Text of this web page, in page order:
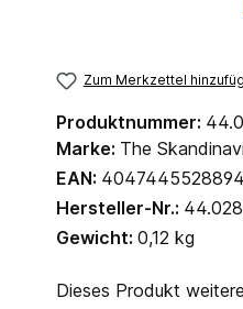
Zum Merkzettel
Produktnummer:
Marke: The
EAN: 4047445528894
Hersteller-Nr.:
Gewicht: 0,12 kg
Dieses Produkt